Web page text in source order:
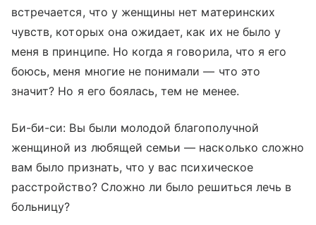
встречается, что у женщины нет материнских
чувств, которых она ожидает, как их не было у
меня в принципе. Но когда я говорила, что я его
боюсь, меня многие не понимали — что это
значит? Но я его боялась, тем не менее.
Би-би-си: Вы были молодой благополучной
женщиной из любящей семьи — насколько сложно
вам было признать, что у вас психическое
расстройство? Сложно ли было решиться лечь в
больницу?